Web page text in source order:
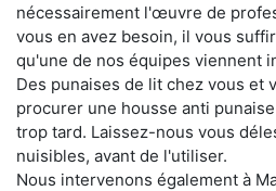
nécessairement l'œuvre de
vous en avez besoin, il vous
qu'une de nos équipes viennent
Des punaises de lit chez vous et
procurer une housse anti
trop tard. Laissez-nous vous
nuisibles, avant de l'utiliser.
Nous intervenons également à